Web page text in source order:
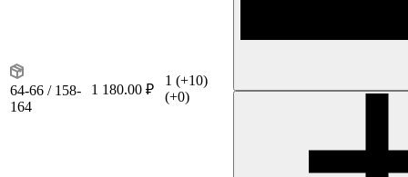
64-66 / 158-
164
1 180.00 ₽
1 (+10)
(+0)